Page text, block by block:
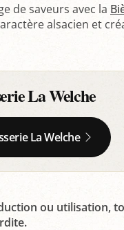
de saveurs avec la
alsacien et
La Welche
La Welche
ou utilisation,